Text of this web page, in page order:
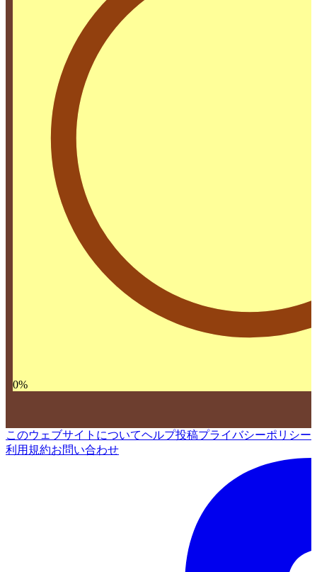
0%
このウェブサイトについてヘルプ投稿プライバシーポリシー
利用規約お問い合わせ